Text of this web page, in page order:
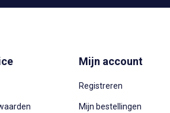
Mijn account
Registreren
Mijn bestellingen